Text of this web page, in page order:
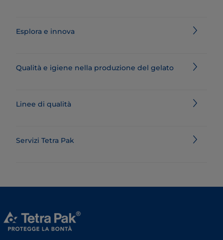
Esplora e innova
Qualità e igiene nella produzione del gelato
Linee di qualità
Servizi Tetra Pak